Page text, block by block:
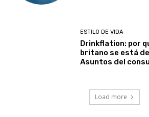
ESTILO DE VIDA
Drinkflation: por
britano se está
Asuntos del
Load more